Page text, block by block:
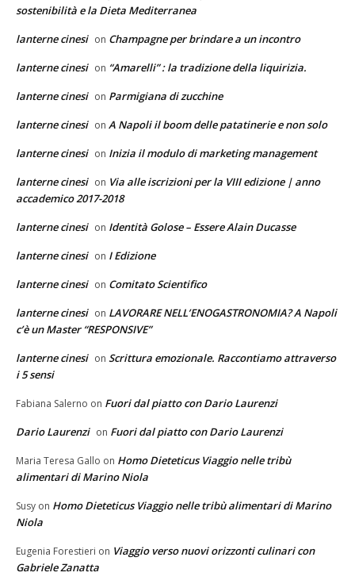
sostenibilità e la Dieta Mediterranea
lanterne cinesi on Champagne per brindare a un incontro
lanterne cinesi on “Amarelli” : la tradizione della liquirizia.
lanterne cinesi on Parmigiana di zucchine
lanterne cinesi on A Napoli il boom delle patatinerie e non solo
lanterne cinesi on Inizia il modulo di marketing management
lanterne cinesi on Via alle iscrizioni per la VIII edizione | anno
accademico 2017-2018
lanterne cinesi on Identità Golose – Essere Alain Ducasse
lanterne cinesi on I Edizione
lanterne cinesi on Comitato Scientifico
lanterne cinesi on LAVORARE NELL’ENOGASTRONOMIA? A Napoli
c’è un Master “RESPONSIVE”
lanterne cinesi on Scrittura emozionale. Raccontiamo attraverso
i 5 sensi
Fabiana Salerno on Fuori dal piatto con Dario Laurenzi
Dario Laurenzi on Fuori dal piatto con Dario Laurenzi
Maria Teresa Gallo on Homo Dieteticus Viaggio nelle tribù
alimentari di Marino Niola
Susy on Homo Dieteticus Viaggio nelle tribù alimentari di Marino
Niola
Eugenia Forestieri on Viaggio verso nuovi orizzonti culinari con
Gabriele Zanatta